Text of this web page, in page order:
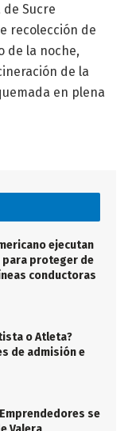
Sucre
recolección de
de la noche,
de la
en plena
ejecutan
para proteger de
conductoras
o Atleta?
de admisión e
se